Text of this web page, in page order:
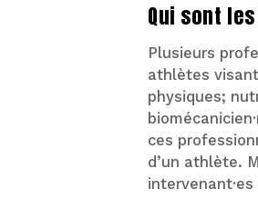
Qui sont
Plusieurs
athlètes visant
physiques;
ces
d’un athlète.